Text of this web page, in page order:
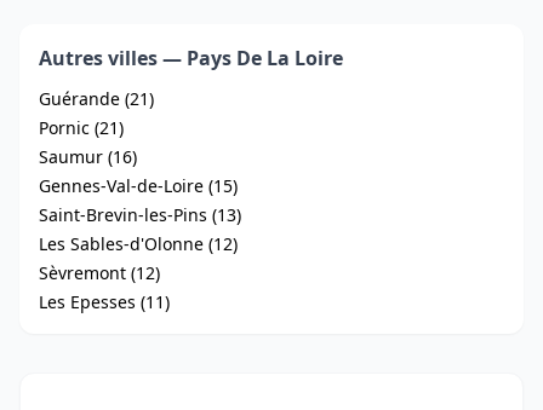
Autres villes — Pays De La Loire
Guérande (21)
Pornic (21)
Saumur (16)
Gennes-Val-de-Loire (15)
Saint-Brevin-les-Pins (13)
Les Sables-d'Olonne (12)
Sèvremont (12)
Les Epesses (11)